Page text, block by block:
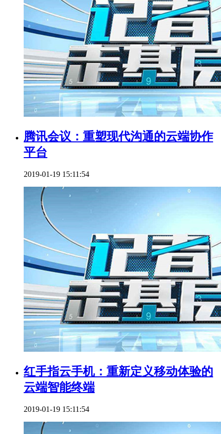
腾讯会议：重塑现代沟通的云端协作
平台
2019-01-19 15:11:54
红手指云手机：重新定义移动体验的
云端智能终端
2019-01-19 15:11:54